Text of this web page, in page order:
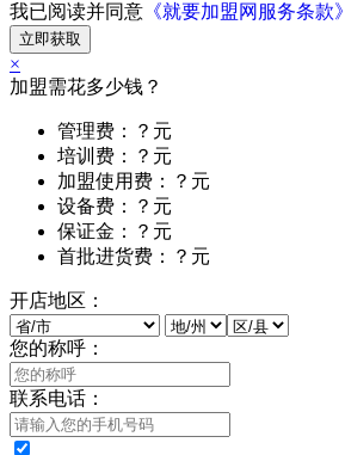
我已阅读并同意 《就要加盟网服务条款》
立即获取
×
加盟需花多少钱？
管理费：？元
培训费：？元
加盟使用费：？元
设备费：？元
保证金：？元
首批进货费：？元
开店地区：
您的称呼：
联系电话：